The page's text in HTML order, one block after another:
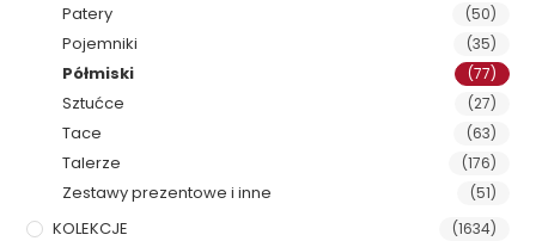
Patery (50)
Pojemniki (35)
Półmiski (77)
Sztućce (27)
Tace (63)
Talerze (176)
Zestawy prezentowe i inne (51)
KOLEKCJE (1634)